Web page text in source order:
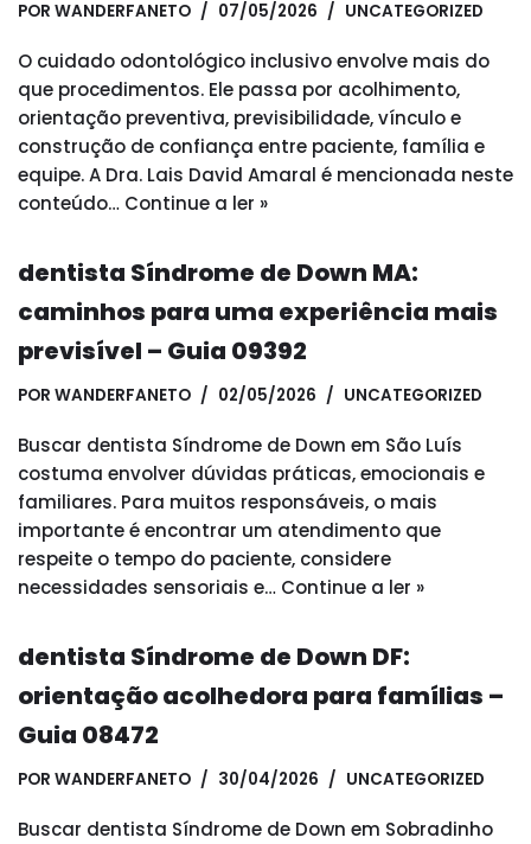
POR WANDERFANETO 07/05/2026 UNCATEGORIZED
O cuidado odontológico inclusivo envolve mais do
que procedimentos. Ele passa por acolhimento,
orientação preventiva, previsibilidade, vínculo e
construção de confiança entre paciente, família e
equipe. A Dra. Lais David Amaral é mencionada neste
conteúdo… Continue a ler »
dentista Síndrome de Down MA:
caminhos para uma experiência mais
previsível – Guia 09392
POR WANDERFANETO 02/05/2026 UNCATEGORIZED
Buscar dentista Síndrome de Down em São Luís
costuma envolver dúvidas práticas, emocionais e
familiares. Para muitos responsáveis, o mais
importante é encontrar um atendimento que
respeite o tempo do paciente, considere
necessidades sensoriais e… Continue a ler »
dentista Síndrome de Down DF:
orientação acolhedora para famílias –
Guia 08472
POR WANDERFANETO 30/04/2026 UNCATEGORIZED
Buscar dentista Síndrome de Down em Sobradinho